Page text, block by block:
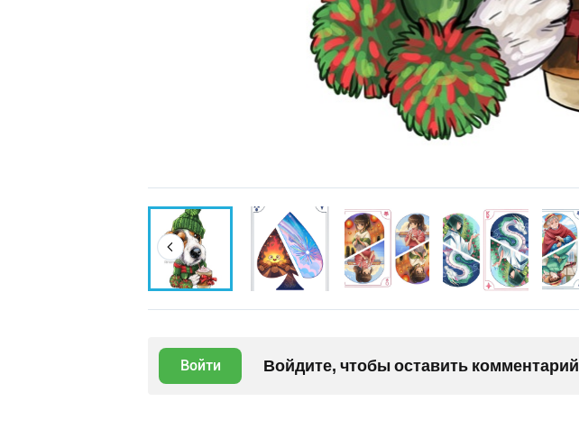
Войти Войдите, чтобы оставить комментарий